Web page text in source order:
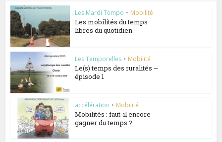
Les Mardi Tempo • Mobilité
Les mobilités du temps
libres du quotidien
Les Temporelles • Mobilité
Le(s) temps des ruralités –
épisode 1
accélération • Mobilité
Mobilités : faut-il encore
gagner du temps ?